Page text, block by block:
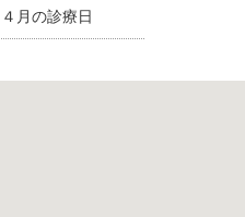
４月の診療日